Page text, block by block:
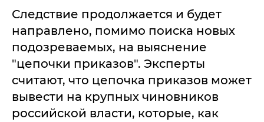
Следствие продолжается и будет
направлено, помимо поиска новых
подозреваемых, на выяснение
"цепочки приказов". Эксперты
считают, что цепочка приказов может
вывести на крупных чиновников
российской власти, которые, как